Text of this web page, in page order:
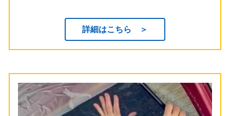
詳細はこちら ＞